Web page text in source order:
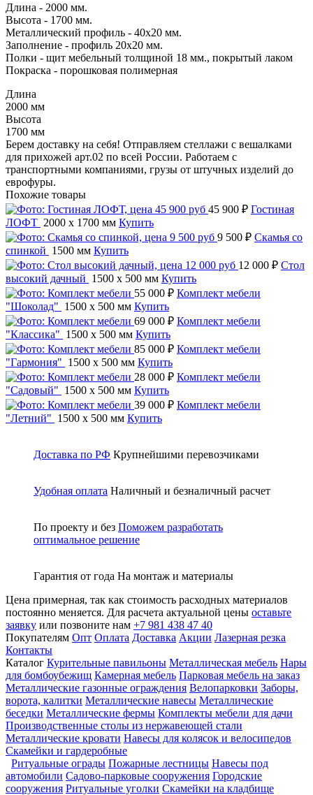
Длина - 2000 мм.
Высота - 1700 мм.
Металлический профиль - 40х20 мм.
Заполнение - профиль 20х20 мм.
Полки - щит мебельный толщиной 18 мм., покрытый лаком
Покраска - порошковая полимерная
Длина
2000 мм
Высота
1700 мм
Берем доставку на себя! Отправляем стеллажи с вешалками
для прихожей арт.02 по всей России. Работаем с
транспортными компаниями, грузы от штучных изделий до
еврофуры.
Похожие товары
45 900 ₽ Гостиная
ЛОФТ 2000 x 1700 мм Купить
9 500 ₽ Скамья со
спинкой 1500 мм Купить
12 000 ₽ Стол
высокий дачный 1500 x 500 мм Купить
55 000 ₽ Комплект мебели
"Шоколад" 1500 x 500 мм Купить
69 000 ₽ Комплект мебели
"Классика" 1500 x 500 мм Купить
85 000 ₽ Комплект мебели
"Гармония" 1500 x 500 мм Купить
28 000 ₽ Комплект мебели
"Садовый" 1500 x 500 мм Купить
39 000 ₽ Комплект мебели
"Летний" 1500 x 500 мм Купить
Доставка по РФ Крупнейшими перевозчиками
Удобная оплата Наличный и безналичный расчет
По проекту и без Поможем разработать
оптимальное решение
Гарантия от года На монтаж и материалы
Цена примерная, так как стоимость расходных материалов
постоянно меняется. Для расчета актуальной цены оставьте
заявку или позвоните нам +7 981 438 47 40
Покупателям Опт Оплата Доставка Акции Лазерная резка
Контакты
Каталог Курительные павильоны Металлическая мебель Нары
для бомбоубежищ Камерная мебель Парковая мебель на заказ
Металлические газонные ограждения Велопарковки Заборы,
ворота, калитки Металлические навесы Металлические
беседки Металлические фермы Комплекты мебели для дачи
Производственные столы из нержавеющей стали
Металлические кровати Навесы для колясок и велосипедов
Скамейки и гардеробные
Ритуальные ограды Пожарные лестницы Навесы под
автомобили Садово-парковые сооружения Городские
сооружения Ритуальные уголки Скамейки на кладбище